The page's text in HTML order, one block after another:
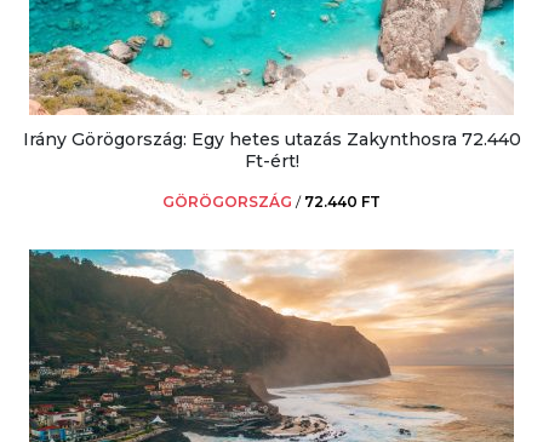
Irány Görögország: Egy hetes utazás Zakynthosra 72.440
Ft-ért!
GÖRÖGORSZÁG / 72.440 FT